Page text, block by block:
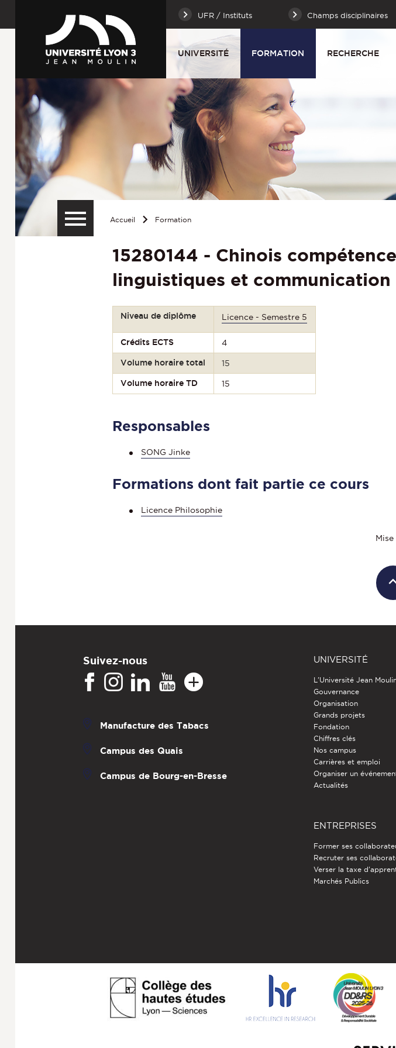
UFR / Instituts Champs disciplinaires
UNIVERSITÉ FORMATION RECHERCHE
Accueil Formation
15280144 - Chinois
linguistiques et communication
Niveau de diplôme Licence - Semestre 5
Crédits ECTS 4
Volume horaire total 15
Volume horaire TD 15
Responsables
SONG Jinke
Formations dont fait partie ce cours
Licence Philosophie
Suivez-nous
Manufacture des Tabacs
Campus des Quais
Campus de Bourg-en-Bresse
UNIVERSITÉ
L'Université Jean
Gouvernance
Organisation
Grands projets
Fondation
Chiffres clés
Nos campus
Carrières et emploi
Organiser un
Actualités
ENTREPRISES
Former ses
Recruter ses
Verser la taxe
Marchés Publics